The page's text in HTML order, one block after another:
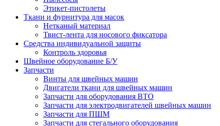
Этикет-пистолеты
Ткани и фурнитура для масок
Нетканый материал
Твист-лента для носового фиксатора
Средства индивидуальной защиты
Контроль здоровья
Швейное оборудование Б/У
Запчасти
Винты для швейных машин
Двигатели ткани для швейных машин
Запчасти для оборудования ВТО
Запчасти для электродвигателей швейных машин
Запчасти для ПШМ
Запчасти для стегального оборудования